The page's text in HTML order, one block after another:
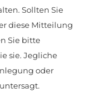
Sollten Sie
diese Mitteilung
Sie bitte
sie. Jegliche
oder